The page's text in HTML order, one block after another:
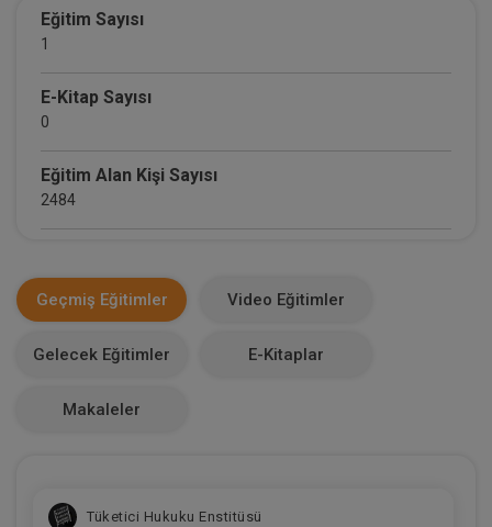
Eğitim Sayısı
1
E-Kitap Sayısı
0
Eğitim Alan Kişi Sayısı
2484
0
0
Geçmiş Eğitimler Video Eğitimler
Gelecek Eğitimler E-Kitaplar
Makaleler
Tüketici Hukuku Enstitüsü